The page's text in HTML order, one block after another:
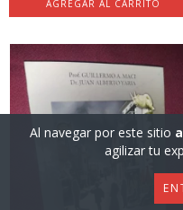
Al navegar por este sitio
agilizar tu